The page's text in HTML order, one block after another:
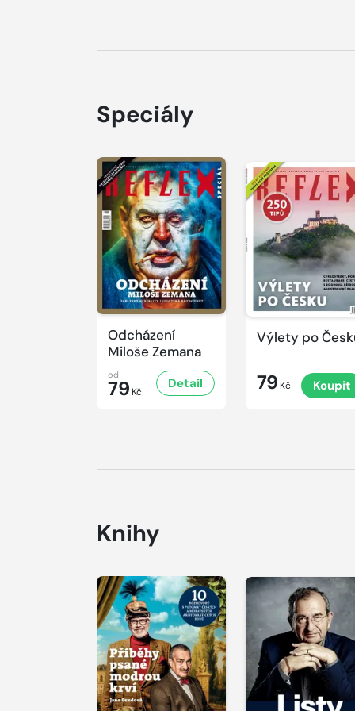
Speciály
Odcházení
Miloše Zemana
od
79 Kč
Detail
Výlety po
79 Kč Koupit
Knihy